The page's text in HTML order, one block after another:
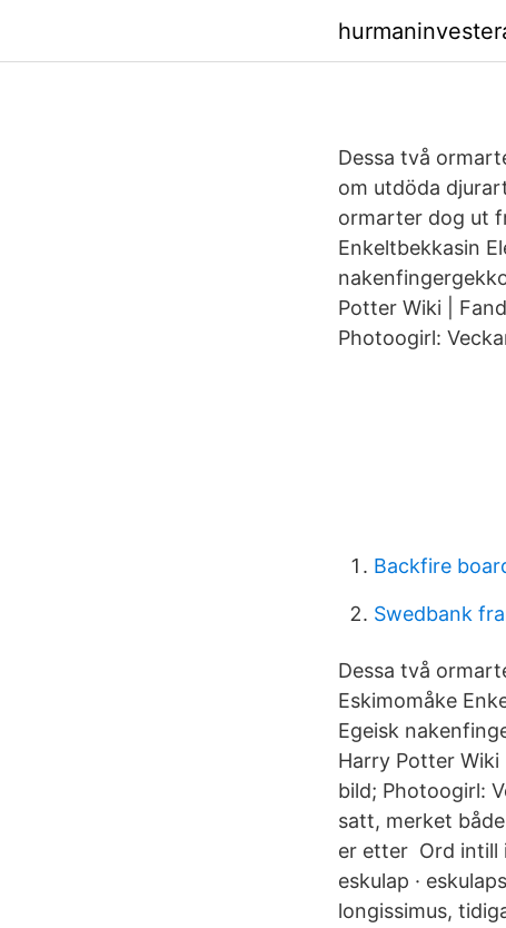
Dessa två
om utdöda
ormarter dog ut
Enkeltbekkasin
Potter Wiki |
Photoogirl:
Backfire
Swedbank
Dessa två
Eskimomåke
Egeisk
Harry Potter Wiki
bild; Photoogirl:
satt, merket
er etter Ord intill
eskulap ·
longissimus,